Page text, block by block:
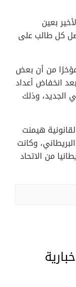
بعين
كل طالب على
من أن بعض
انخفاض أعداد
الجديد، وذلك
هيمنت
وكانت
من الاتحاد